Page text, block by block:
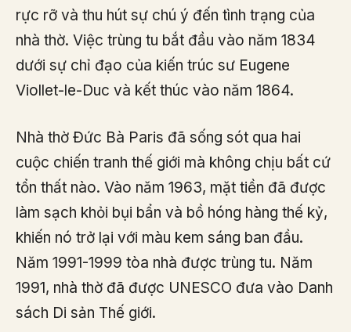
rực rỡ và thu hút sự chú ý đến tình trạng của
nhà thờ. Việc trùng tu bắt đầu vào năm 1834
dưới sự chỉ đạo của kiến ​​trúc sư Eugene
Viollet-le-Duc và kết thúc vào năm 1864.
Nhà thờ Đức Bà Paris đã sống sót qua hai
cuộc chiến tranh thế giới mà không chịu bất cứ
tổn thất nào. Vào năm 1963, mặt tiền đã được
làm sạch khỏi bụi bẩn và bồ hóng hàng thế kỷ,
khiến nó trở lại với màu kem sáng ban đầu.
Năm 1991-1999 tòa nhà được trùng tu. Năm
1991, nhà thờ đã được UNESCO đưa vào Danh
sách Di sản Thế giới.